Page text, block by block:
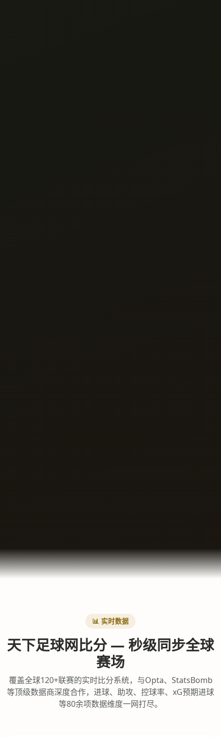
📊 实时数据
天下足球网比分 — 秒级同步全球
赛场
覆盖全球120+联赛的实时比分系统，与Opta、StatsBomb
等顶级数据商深度合作，进球、助攻、控球率、xG预期进球
等80余项数据维度一网打尽。